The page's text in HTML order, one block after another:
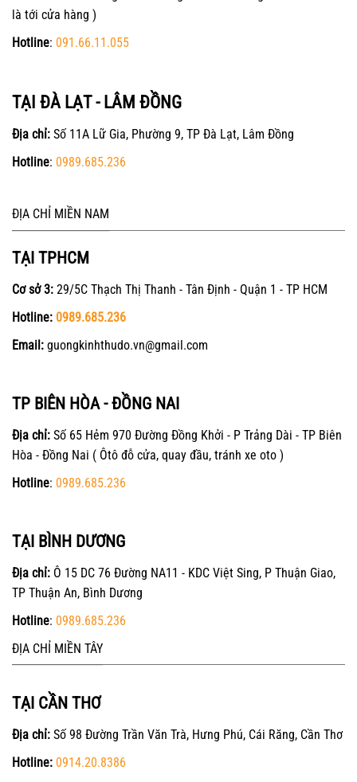
là tới cửa hàng )
Hotline: 091.66.11.055
TẠI ĐÀ LẠT - LÂM ĐỒNG
Địa chỉ: Số 11A Lữ Gia, Phường 9, TP Đà Lạt, Lâm Đồng
Hotline: 0989.685.236
ĐỊA CHỈ MIỀN NAM
TẠI TPHCM
Cơ sở 3: 29/5C Thạch Thị Thanh - Tân Định - Quận 1 - TP HCM
Hotline: 0989.685.236
Email: guongkinhthudo.vn@gmail.com
TP BIÊN HÒA - ĐỒNG NAI
Địa chỉ: Số 65 Hẻm 970 Đường Đồng Khởi - P Trảng Dài - TP Biên
Hòa - Đồng Nai ( Ôtô đỗ cửa, quay đầu, tránh xe oto )
Hotline: 0989.685.236
TẠI BÌNH DƯƠNG
Địa chỉ: Ô 15 DC 76 Đường NA11 - KDC Việt Sing, P Thuận Giao,
TP Thuận An, Bình Dương
Hotline: 0989.685.236
ĐỊA CHỈ MIỀN TÂY
TẠI CẦN THƠ
Địa chỉ: Số 98 Đường Trần Văn Trà, Hưng Phú, Cái Răng, Cần Thơ
Hotline: 0914.20.8386